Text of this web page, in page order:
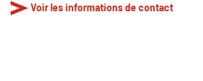
Voir les informations de contact